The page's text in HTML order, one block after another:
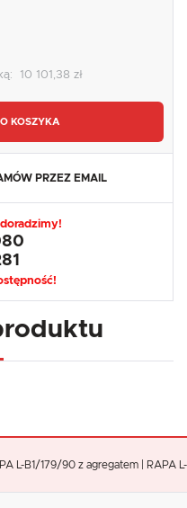
10 101,38 zł
KOSZYKA
PRZEZ EMAIL
L-B1/179/90 z agregatem | RAPA